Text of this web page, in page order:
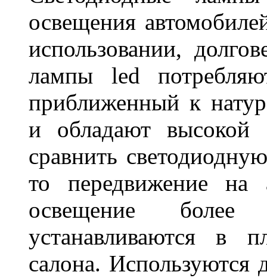
освещения
использовании,
лампы led
приближенный к
и обладают высокой
сравнить
то передвижение
освещение
устанавливаются в
салона. Используются